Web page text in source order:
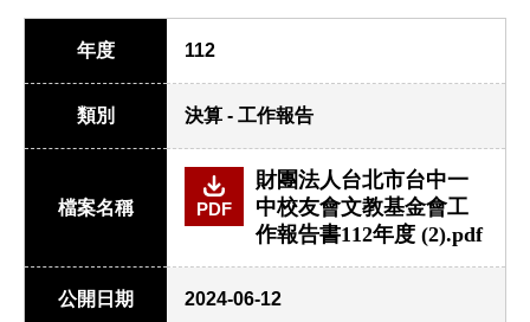
年度 112
類別 決算 - 工作報告
檔案名稱 PDF
財團法人台北市台中一
中校友會文教基金會工
作報告書112年度 (2).pdf
公開日期 2024-06-12